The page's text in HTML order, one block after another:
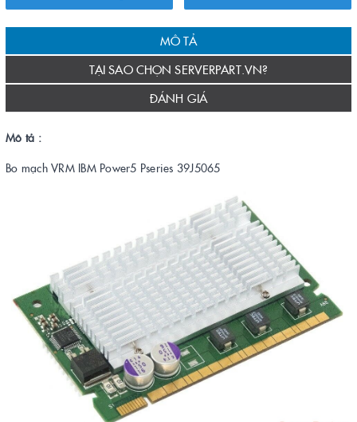
MÔ TẢ
TẠI SAO CHỌN SERVERPART.VN?
ĐÁNH GIÁ
Mô tả :
Bo mạch VRM IBM Power5 Pseries 39J5065